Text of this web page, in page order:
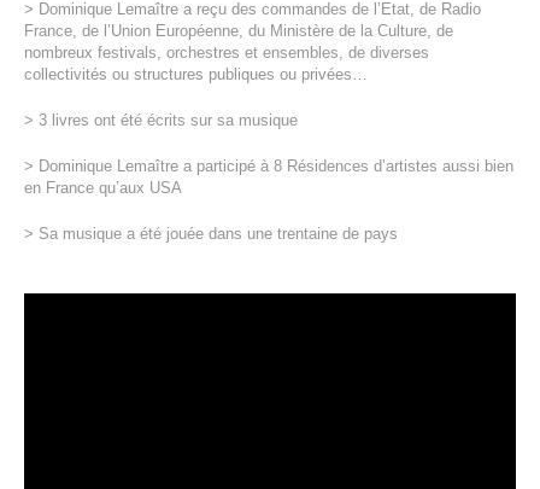
> Dominique Lemaître a reçu des commandes de l’Etat, de Radio
France, de l’Union Européenne, du Ministère de la Culture, de
nombreux festivals, orchestres et ensembles, de diverses
collectivités ou structures publiques ou privées…
> 3 livres ont été écrits sur sa musique
> Dominique Lemaître a participé à 8 Résidences d’artistes aussi bien
en France qu’aux USA
> Sa musique a été jouée dans une trentaine de pays